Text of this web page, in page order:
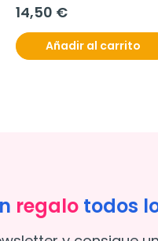
14,50 €
Añadir al carrito
regalo todos